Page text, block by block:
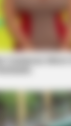
Takes Off